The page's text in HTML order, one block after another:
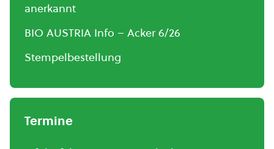
anerkannt
BIO AUSTRIA Info – Acker 6/26
Stempelbestellung
Termine